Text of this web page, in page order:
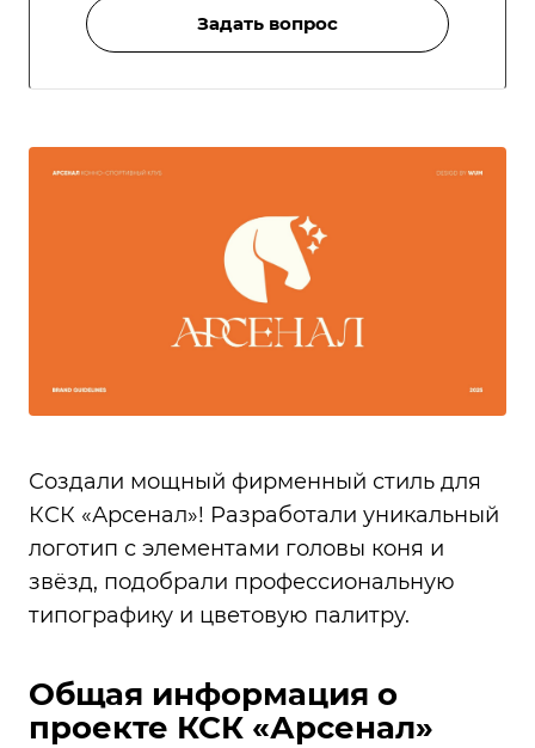
Задать вопрос
Создали мощный фирменный стиль для
КСК «Арсенал»! Разработали уникальный
логотип с элементами головы коня и
звёзд, подобрали профессиональную
типографику и цветовую палитру.
Общая информация о
проекте КСК «Арсенал»